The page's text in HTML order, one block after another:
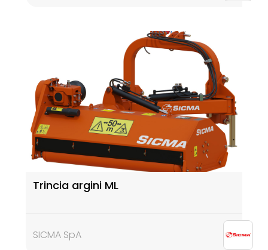
Trincia argini ML
SICMA SpA